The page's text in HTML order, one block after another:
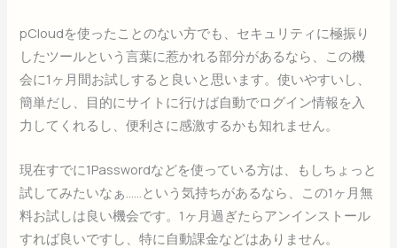
pCloudを使ったことのない方でも、セキュリティに極振り
したツールという言葉に惹かれる部分があるなら、この機
会に1ヶ月間お試しすると良いと思います。使いやすいし、
簡単だし、目的にサイトに行けば自動でログイン情報を入
力してくれるし、便利さに感激するかも知れません。
現在すでに1Passwordなどを使っている方は、もしちょっと
試してみたいなぁ……という気持ちがあるなら、この1ヶ月無
料お試しは良い機会です。1ヶ月過ぎたらアンインストール
すれば良いですし、特に自動課金などはありません。